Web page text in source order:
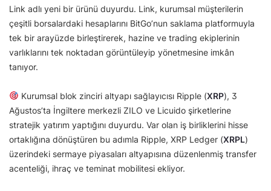
Link adlı yeni bir ürünü duyurdu. Link, kurumsal müşterilerin
çeşitli borsalardaki hesaplarını BitGo’nun saklama platformuyla
tek bir arayüzde birleştirerek, hazine ve trading ekiplerinin
varlıklarını tek noktadan görüntüleyip yönetmesine imkân
tanıyor.
Kurumsal blok zinciri altyapı sağlayıcısı Ripple (XRP), 3
Ağustos’ta İngiltere merkezli ZILO ve Licuido şirketlerine
stratejik yatırım yaptığını duyurdu. Var olan iş birliklerini hisse
ortaklığına dönüştüren bu adımla Ripple, XRP Ledger (XRPL)
üzerindeki sermaye piyasaları altyapısına düzenlenmiş transfer
acenteliği, ihraç ve teminat mobilitesi ekliyor.